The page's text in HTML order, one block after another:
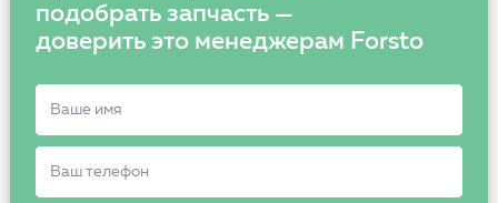
подобрать запчасть —
доверить это менеджерам Forsto